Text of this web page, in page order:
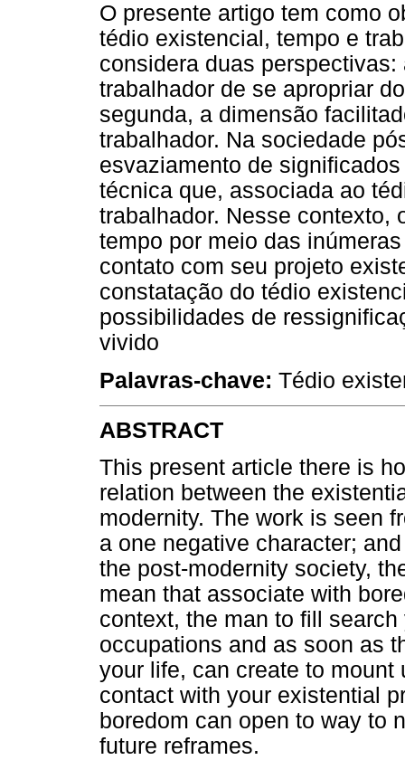
O presente artigo tem como
tédio existencial, tempo e
considera duas
trabalhador de se apropriar
segunda, a dimensão
trabalhador. Na sociedade
esvaziamento de
técnica que, associada ao
trabalhador. Nesse contexto,
tempo por meio das
contato com seu projeto
constatação do tédio
possibilidades de
vivido
Palavras-chave: Tédio
ABSTRACT
This present article there is
relation between the
modernity. The work is seen
a one negative character;
the post-modernity society,
mean that associate with
context, the man to fill
occupations and as soon as
your life, can create to
contact with your existential
boredom can open to way to
future reframes.